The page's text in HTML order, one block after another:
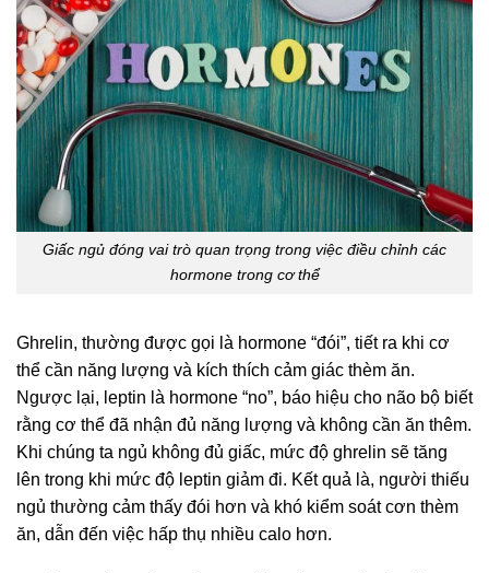
Giấc ngủ đóng vai trò quan trọng trong việc điều chỉnh các
hormone trong cơ thể
Ghrelin, thường được gọi là hormone “đói”, tiết ra khi cơ
thể cần năng lượng và kích thích cảm giác thèm ăn.
Ngược lại, leptin là hormone “no”, báo hiệu cho não bộ biết
rằng cơ thể đã nhận đủ năng lượng và không cần ăn thêm.
Khi chúng ta ngủ không đủ giấc, mức độ ghrelin sẽ tăng
lên trong khi mức độ leptin giảm đi. Kết quả là, người thiếu
ngủ thường cảm thấy đói hơn và khó kiểm soát cơn thèm
ăn, dẫn đến việc hấp thụ nhiều calo hơn.